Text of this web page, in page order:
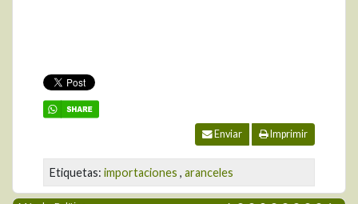
Enviar Imprimir
Etiquetas: importaciones , aranceles